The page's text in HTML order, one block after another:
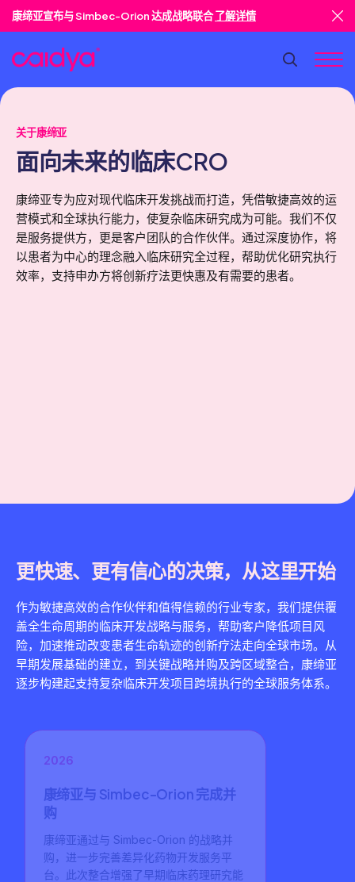
康缔亚宣布与 Simbec-Orion 达成战略联合了解详情
关于康缔亚
面向未来的临床CRO
康缔亚专为应对现代临床开发挑战而打造，凭借敏捷高效的运
营模式和全球执行能力，使复杂临床研究成为可能。我们不仅
是服务提供方，更是客户团队的合作伙伴。通过深度协作，将
以患者为中心的理念融入临床研究全过程，帮助优化研究执行
效率，支持申办方将创新疗法更快惠及有需要的患者。
更快速、更有信心的决策，从这里开始
作为敏捷高效的合作伙伴和值得信赖的行业专家，我们提供覆
盖全生命周期的临床开发战略与服务，帮助客户降低项目风
险，加速推动改变患者生命轨迹的创新疗法走向全球市场。从
早期发展基础的建立，到关键战略并购及跨区域整合，康缔亚
逐步构建起支持复杂临床开发项目跨境执行的全球服务体系。